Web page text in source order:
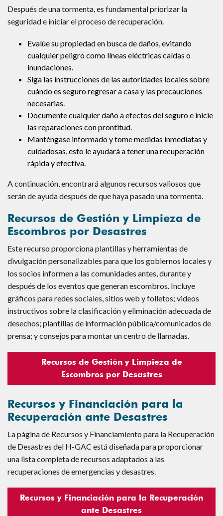
Después de una tormenta, es fundamental priorizar la
seguridad e iniciar el proceso de recuperación.
Evalúe su propiedad en busca de daños, evitando
cualquier peligro como líneas eléctricas caídas o
inundaciones.
Siga las instrucciones de las autoridades locales sobre
cuándo es seguro regresar a casa y las precauciones
necesarias.
Documente cualquier daño a efectos del seguro e inicie
las reparaciones con prontitud.
Manténgase informado y tome medidas inmediatas y
cuidadosas, esto le ayudará a tener una recuperación
rápida y efectiva.
A continuación, encontrará algunos recursos valiosos que
serán de ayuda después de que haya pasado una tormenta.
Recursos de Gestión y Limpieza de
Escombros por Desastres
Este recurso proporciona plantillas y herramientas de
divulgación personalizables para que los gobiernos locales y
los socios informen a las comunidades antes, durante y
después de los eventos que generan escombros. Incluye
gráficos para redes sociales, sitios web y folletos; videos
instructivos sobre la clasificación y eliminación adecuada de
desechos; plantillas de información pública/comunicados de
prensa; y consejos para montar un centro de llamadas.
Recursos de Gestión y Limpieza de
Escombros por Desastres
Recursos y Financiación para la
Recuperación ante Desastres
La página de Recursos y Financiamiento para la Recuperación
de Desastres del H-GAC está diseñada para proporcionar
una lista completa de recursos adaptados a las
recuperaciones de emergencias y desastres.
Recursos y Financiación para la Recuperación
ante Desastres